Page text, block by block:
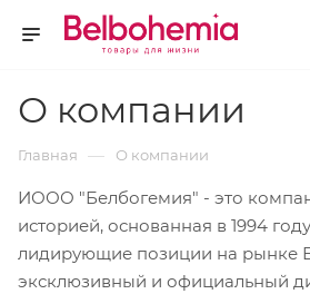
О компании
Главная — О компании
ИООО "Белбогемия" - это
историей, основанная в 1994
лидирующие позиции на рынке
эксклюзивный и официальный